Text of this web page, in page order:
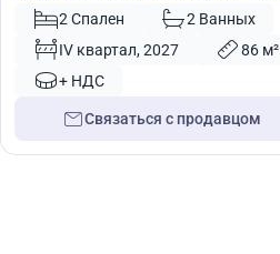
Кипр № 53368
2 Спален
2 Ванных
IV квартал, 2027
86 м²
+ НДС
Связаться с продавцом